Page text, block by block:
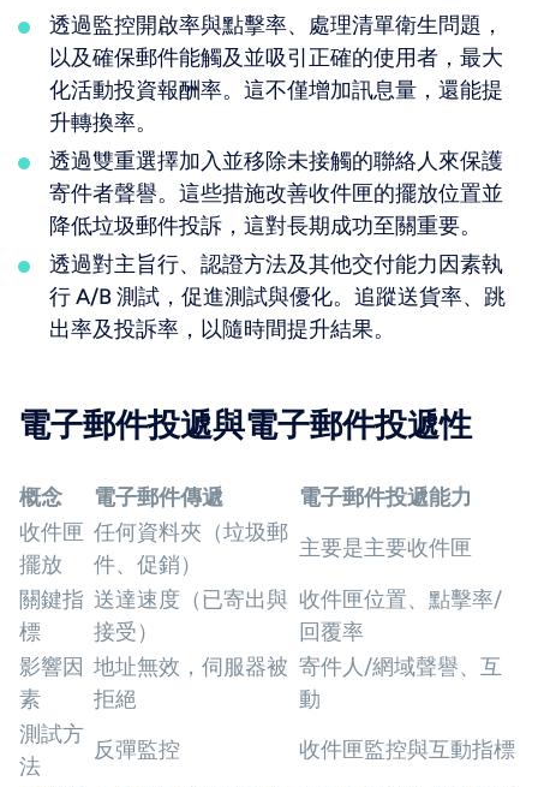
透過監控開啟率與點擊率、處理清單衛生問題，
以及確保郵件能觸及並吸引正確的使用者，最大
化活動投資報酬率。這不僅增加訊息量，還能提
升轉換率。
透過雙重選擇加入並移除未接觸的聯絡人來保護
寄件者聲譽。這些措施改善收件匣的擺放位置並
降低垃圾郵件投訴，這對長期成功至關重要。
透過對主旨行、認證方法及其他交付能力因素執
行 A/B 測試，促進測試與優化。追蹤送貨率、跳
出率及投訴率，以隨時間提升結果。
電子郵件投遞與電子郵件投遞性
概念 電子郵件傳遞
電子郵件投遞能力
收件匣
擺放
任何資料夾（垃圾郵
件、促銷）
主要是主要收件匣
關鍵指
標
送達速度（已寄出與
接受）
收件匣位置、點擊率/
回覆率
影響因
素
地址無效，伺服器被
拒絕
寄件人/網域聲譽、互
動
測試方
法
反彈監控
收件匣監控與互動指標